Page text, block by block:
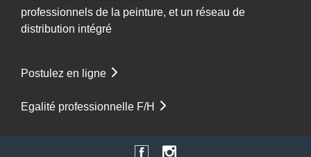
professionnels de la peinture, et un réseau de
distribution intégré
Postulez en ligne
Egalité professionnelle F/H